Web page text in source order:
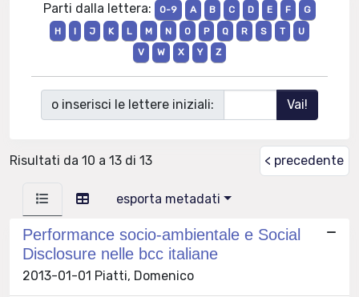
Parti dalla lettera: 0-9 A B C D E F
G
H
I J K L M N O P Q R S T
U
V
W X Y Z
o inserisci le lettere iniziali:
Risultati da 10 a 13 di 13 < precedente
esporta metadati
Performance socio-ambientale e Social
Disclosure nelle bcc italiane
2013-01-01 Piatti, Domenico